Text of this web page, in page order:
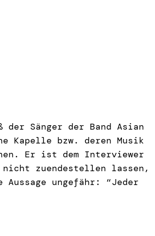
Sänger der Band Asian
Kapelle bzw. deren Musik
Er ist dem Interviewer
zuendestellen lassen,
ungefähr: “Jeder